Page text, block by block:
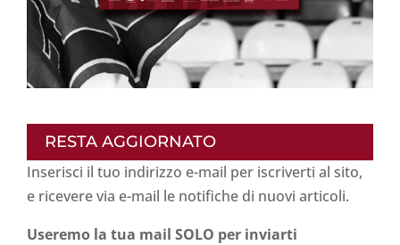
RESTA AGGIORNATO
Inserisci il tuo indirizzo e-mail per iscriverti al sito,
e ricevere via e-mail le notifiche di nuovi articoli.
Useremo la tua mail SOLO per inviarti